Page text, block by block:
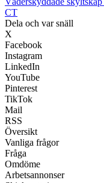
CT
Dela och var snäll
X
Facebook
Instagram
LinkedIn
YouTube
Pinterest
TikTok
Mail
RSS
Översikt
Vanliga frågor
Fråga
Omdöme
Arbetsannonser